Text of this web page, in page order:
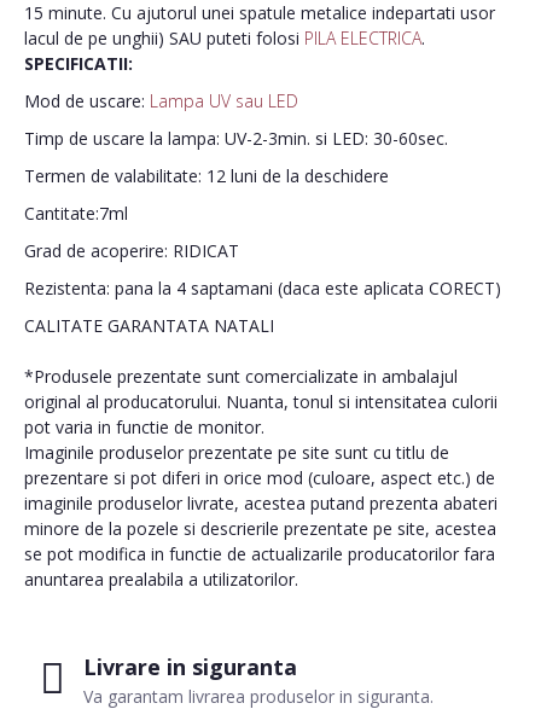
Livrare in siguranta
Va garantam livrarea produselor in siguranta.
15 minute. Cu ajutorul unei spatule metalice indepartati usor
lacul de pe unghii) SAU puteti folosi PILA ELECTRICA.
SPECIFICATII:
Mod de uscare: Lampa UV sau LED
Timp de uscare la lampa: UV-2-3min. si LED: 30-60sec.
Termen de valabilitate: 12 luni de la deschidere
Cantitate:7ml
Grad de acoperire: RIDICAT
Rezistenta: pana la 4 saptamani (daca este aplicata CORECT)
CALITATE GARANTATA NATALI
*Produsele prezentate sunt comercializate in ambalajul
original al producatorului. Nuanta, tonul si intensitatea culorii
pot varia in functie de monitor.
Imaginile produselor prezentate pe site sunt cu titlu de
prezentare si pot diferi in orice mod (culoare, aspect etc.) de
imaginile produselor livrate, acestea putand prezenta abateri
minore de la pozele si descrierile prezentate pe site, acestea
se pot modifica in functie de actualizarile producatorilor fara
anuntarea prealabila a utilizatorilor.